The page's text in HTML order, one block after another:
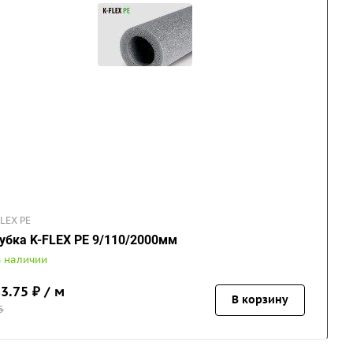
PE
K-FLEX PE 9/110/2000мм
наличии
₽ / м В корзину